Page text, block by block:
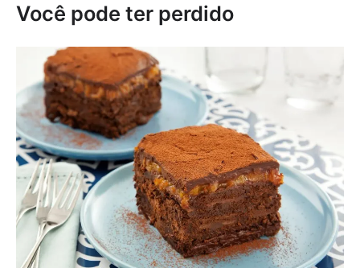
Você pode ter perdido